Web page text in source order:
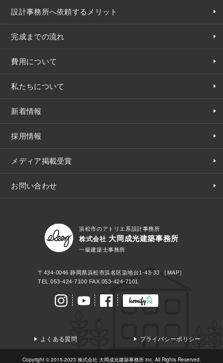
設計事務所へ依頼するメリット
完成までの流れ
費用について
私たちについて
新着情報
採用情報
メディア掲載受賞
お問い合わせ
浜松市のアトリエ系設計事務所
株式会社 大岡成光建築事務所
一級建築士事務所
〒434-0046静岡県浜松市浜名区染地台1-43-33
［MAP］
TEL.053-424-7100 FAX.053-424-7101
よくある質問 プライバシーポリシー
Copyright © 2015-2023 株式会社 大岡成光建築事務所 inc. All Rights Reserved.